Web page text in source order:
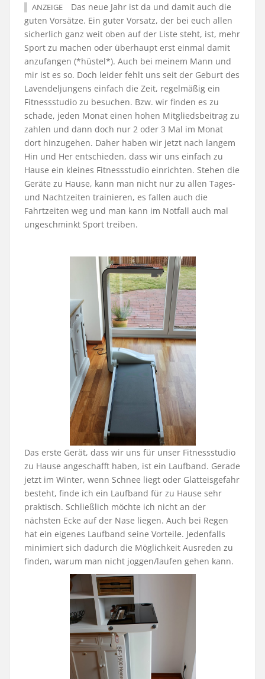
ANZEIGE
Das neue Jahr ist da und damit auch die
guten Vorsätze. Ein guter Vorsatz, der bei euch allen
sicherlich ganz weit oben auf der Liste steht, ist, mehr
Sport zu machen oder überhaupt erst einmal damit
anzufangen (*hüstel*). Auch bei meinem Mann und
mir ist es so. Doch leider fehlt uns seit der Geburt des
Lavendeljungens einfach die Zeit, regelmäßig ein
Fitnessstudio zu besuchen. Bzw. wir finden es zu
schade, jeden Monat einen hohen Mitgliedsbeitrag zu
zahlen und dann doch nur 2 oder 3 Mal im Monat
dort hinzugehen. Daher haben wir jetzt nach langem
Hin und Her entschieden, dass wir uns einfach zu
Hause ein kleines Fitnessstudio einrichten. Stehen die
Geräte zu Hause, kann man nicht nur zu allen Tages-
und Nachtzeiten trainieren, es fallen auch die
Fahrtzeiten weg und man kann im Notfall auch mal
ungeschminkt Sport treiben.
Das erste Gerät, dass wir uns für unser Fitnessstudio
zu Hause angeschafft haben, ist ein Laufband. Gerade
jetzt im Winter, wenn Schnee liegt oder Glatteisgefahr
besteht, finde ich ein Laufband für zu Hause sehr
praktisch. Schließlich möchte ich nicht an der
nächsten Ecke auf der Nase liegen. Auch bei Regen
hat ein eigenes Laufband seine Vorteile. Jedenfalls
minimiert sich dadurch die Möglichkeit Ausreden zu
finden, warum man nicht joggen/laufen gehen kann.